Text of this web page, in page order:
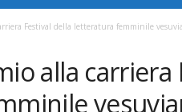
Festival della letteratura femminile
alla carriera